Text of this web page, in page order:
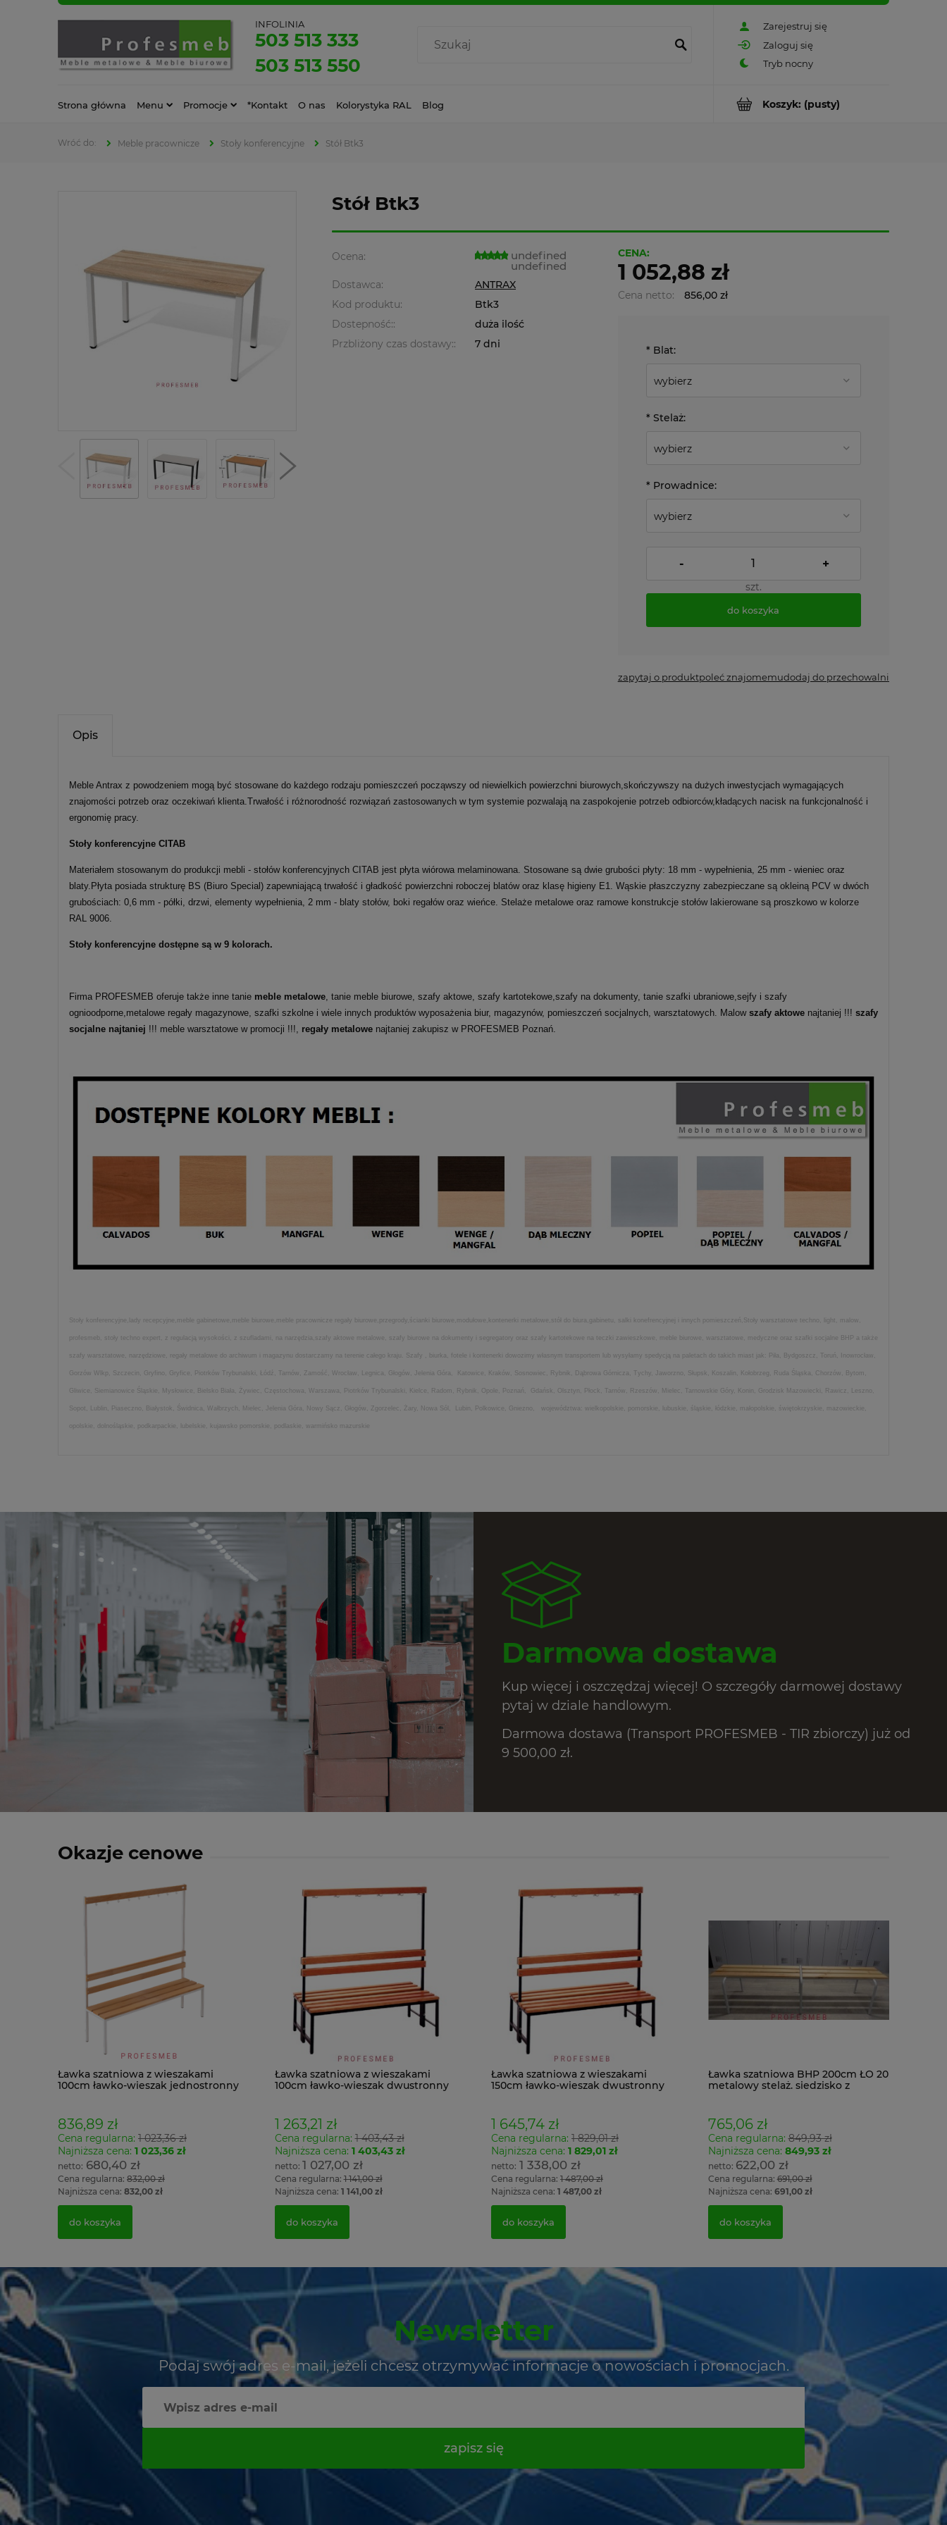
Zarejestruj się
Zaloguj się
INFOLINIA
503 513 333
503 513 550
Koszyk: (pusty)
Strona główna Menu Promocje *Kontakt O nas Kolorystyka RAL Blog
Meble pracownicze Stoły konferencyjne Stół Btk3
Stół Btk3
Ocena: undefined
undefined
Dostawca:
ANTRAX
Kod produktu:
Btk3
Dostepność::
duża ilość
Przbliżony czas dostawy::
7 dni
CENA:
1 052,88 zł
Cena netto: 856,00 zł
* Blat:
* Stelaż:
* Prowadnice:
- +
szt.
do koszyka
zapytaj o produktpoleć znajomemudodaj do przechowalni
Opis
Meble Antrax z powodzeniem mogą być stosowane do każdego rodzaju pomieszczeń począwszy od niewielkich powierzchni biurowych,skończywszy na dużych inwestycjach wymagających
znajomości potrzeb oraz oczekiwań klienta.Trwałość i różnorodność rozwiązań zastosowanych w tym systemie pozwalają na zaspokojenie potrzeb odbiorców,kładących nacisk na funkcjonalność i
ergonomię pracy.
Stoły konferencyjne CITAB
Materiałem stosowanym do produkcji mebli - stołów konferencyjnych CITAB jest płyta wiórowa melaminowana. Stosowane są dwie grubości płyty: 18 mm - wypełnienia, 25 mm - wieniec oraz
blaty.Płyta posiada strukturę BS (Biuro Special) zapewniającą trwałość i gładkość powierzchni roboczej blatów oraz klasę higieny E1. Wąskie płaszczyzny zabezpieczane są okleiną PCV w dwóch
grubościach: 0,6 mm - półki, drzwi, elementy wypełnienia, 2 mm - blaty stołów, boki regałów oraz wieńce. Stelaże metalowe oraz ramowe konstrukcje stołów lakierowane są proszkowo w kolorze
RAL 9006.
Stoły konferencyjne dostępne są w 9 kolorach.
Firma PROFESMEB oferuje także inne tanie meble metalowe, tanie meble biurowe, szafy aktowe, szafy kartotekowe,szafy na dokumenty, tanie szafki ubraniowe,sejfy i szafy
ognioodporne,metalowe regały magazynowe, szafki szkolne i wiele innych produktów wyposażenia biur, magazynów, pomieszczeń socjalnych, warsztatowych. Malow szafy aktowe najtaniej !!! szafy
socjalne najtaniej !!! meble warsztatowe w promocji !!!, regały metalowe najtaniej zakupisz w PROFESMEB Poznań.
Stoły konferencyjne,lady recepcyjne,meble gabinetowe,meble biurowe,meble pracownicze regały biurowe,przegrody,ścianki biurowe,modułowe,kontenerki metalowe,stół do biura,gabinetu, salki konefrencyjnej i innych pomieszczeń,Stoły warsztatowe techno, light, malow,
profesmeb, stoły techno expert, z regulacją wysokości, z szufladami, na narzędzia,szafy aktowe metalowe, szafy biurowe na dokumenty i segregatory oraz szafy kartotekowe na teczki zawieszkowe, meble biurowe, warsztatowe, medyczne oraz szafki socjalne BHP a także
szafy warsztatowe, narzędziowe, regały metalowe do archiwum i magazynu dostarczamy na terenie całego kraju. Szafy , biurka, fotele i kontenerki dowozimy własnym transportem lub wysyłamy spedycją na paletach do takich miast jak: Piła, Bydgoszcz, Toruń, Inowrocław,
Gorzów Wlkp, Szczecin, Gryfino, Gryfice, Piotrków Trybunalski, Łódź, Tarnów, Zamość, Wrocław, Legnica, Głogów, Jelenia Góra, Katowice, Kraków, Sosnowiec, Rybnik, Dąbrowa Górnicza, Tychy, Jaworzno, Słupsk, Koszalin, Kołobrzeg, Ruda Śląska, Chorzów, Bytom,
Gliwice, Siemianowice Śląskie, Mysłowice, Bielsko Biała, Żywiec, Częstochowa, Warszawa, Piotrków Trybunalski, Kielce, Radom, Rybnik, Opole, Poznań, Gdańsk, Olsztyn, Płock, Tarnów, Rzeszów, Mielec, Tarnowskie Góry, Konin, Grodzisk Mazowiecki, Rawicz, Leszno,
Sopot, Lublin, Piaseczno, Białystok, Świdnica, Wałbrzych, Mielec, Jelenia Góra, Nowy Sącz, Głogów, Zgorzelec, Żary, Nowa Sól, Lubin, Polkowice, Gniezno, województwa: wielkopolskie, pomorskie, lubuskie, śląskie, łódzkie, małopolskie, świętokrzyskie, mazowieckie,
opolskie, dolnośląskie, podkarpackie, lubelskie, kujawsko pomorskie, podlaskie, warmińsko mazurskie
Darmowa dostawa
Kup więcej i oszczędzaj więcej! O szczegóły darmowej dostawy
pytaj w dziale handlowym.
Darmowa dostawa (Transport PROFESMEB - TIR zbiorczy) już od
9 500,00 zł.
Okazje cenowe
Ławka szatniowa z wieszakami
100cm ławko-wieszak jednostronny
836,89 zł
Cena regularna: 1 023,36 zł
Najniższa cena: 1 023,36 zł
680,40 zł
Cena regularna: 832,00 zł
Najniższa cena: 832,00 zł
do koszyka
Ławka szatniowa z wieszakami
100cm ławko-wieszak dwustronny
1 263,21 zł
Cena regularna:1 403,43 zł
Najniższa cena: 1 403,43 zł
1 027,00 zł
Cena regularna:1 141,00 zł
Najniższa cena: 1 141,00 zł
do koszyka
Ławka szatniowa z wieszakami
150cm ławko-wieszak dwustronny
1 645,74 zł
Cena regularna: 1 829,01 zł
Najniższa cena: 1 829,01 zł
1 338,00 zł
Cena regularna: 1 487,00 zł
Najniższa cena: 1 487,00 zł
do koszyka
Ławka szatniowa BHP 200cm ŁO 20
metalowy stelaż. siedzisko z
765,06 zł
Cena regularna:849,93 zł
Najniższa cena: 849,93 zł
622,00 zł
Cena regularna:691,00 zł
Najniższa cena: 691,00 zł
do koszyka
Newsletter
Podaj swój adres e-mail, jeżeli chcesz otrzymywać informacje o nowościach i promocjach.
zapisz się